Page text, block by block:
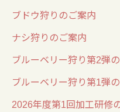
ブドウ狩りのご案内
ナシ狩りのご案内
ブルーベリー狩り第2弾
ブルーベリー狩り第1弾
2026年度第1回加工研修